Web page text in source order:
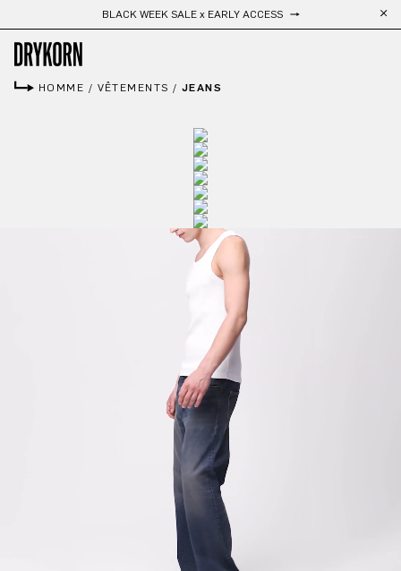
Passer au contenu principalLivraison gratuite
HOMME / VÊTEMENTS / JEANS